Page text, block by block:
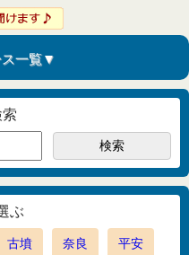
一覧▼
ぶ
古墳 奈良 平安